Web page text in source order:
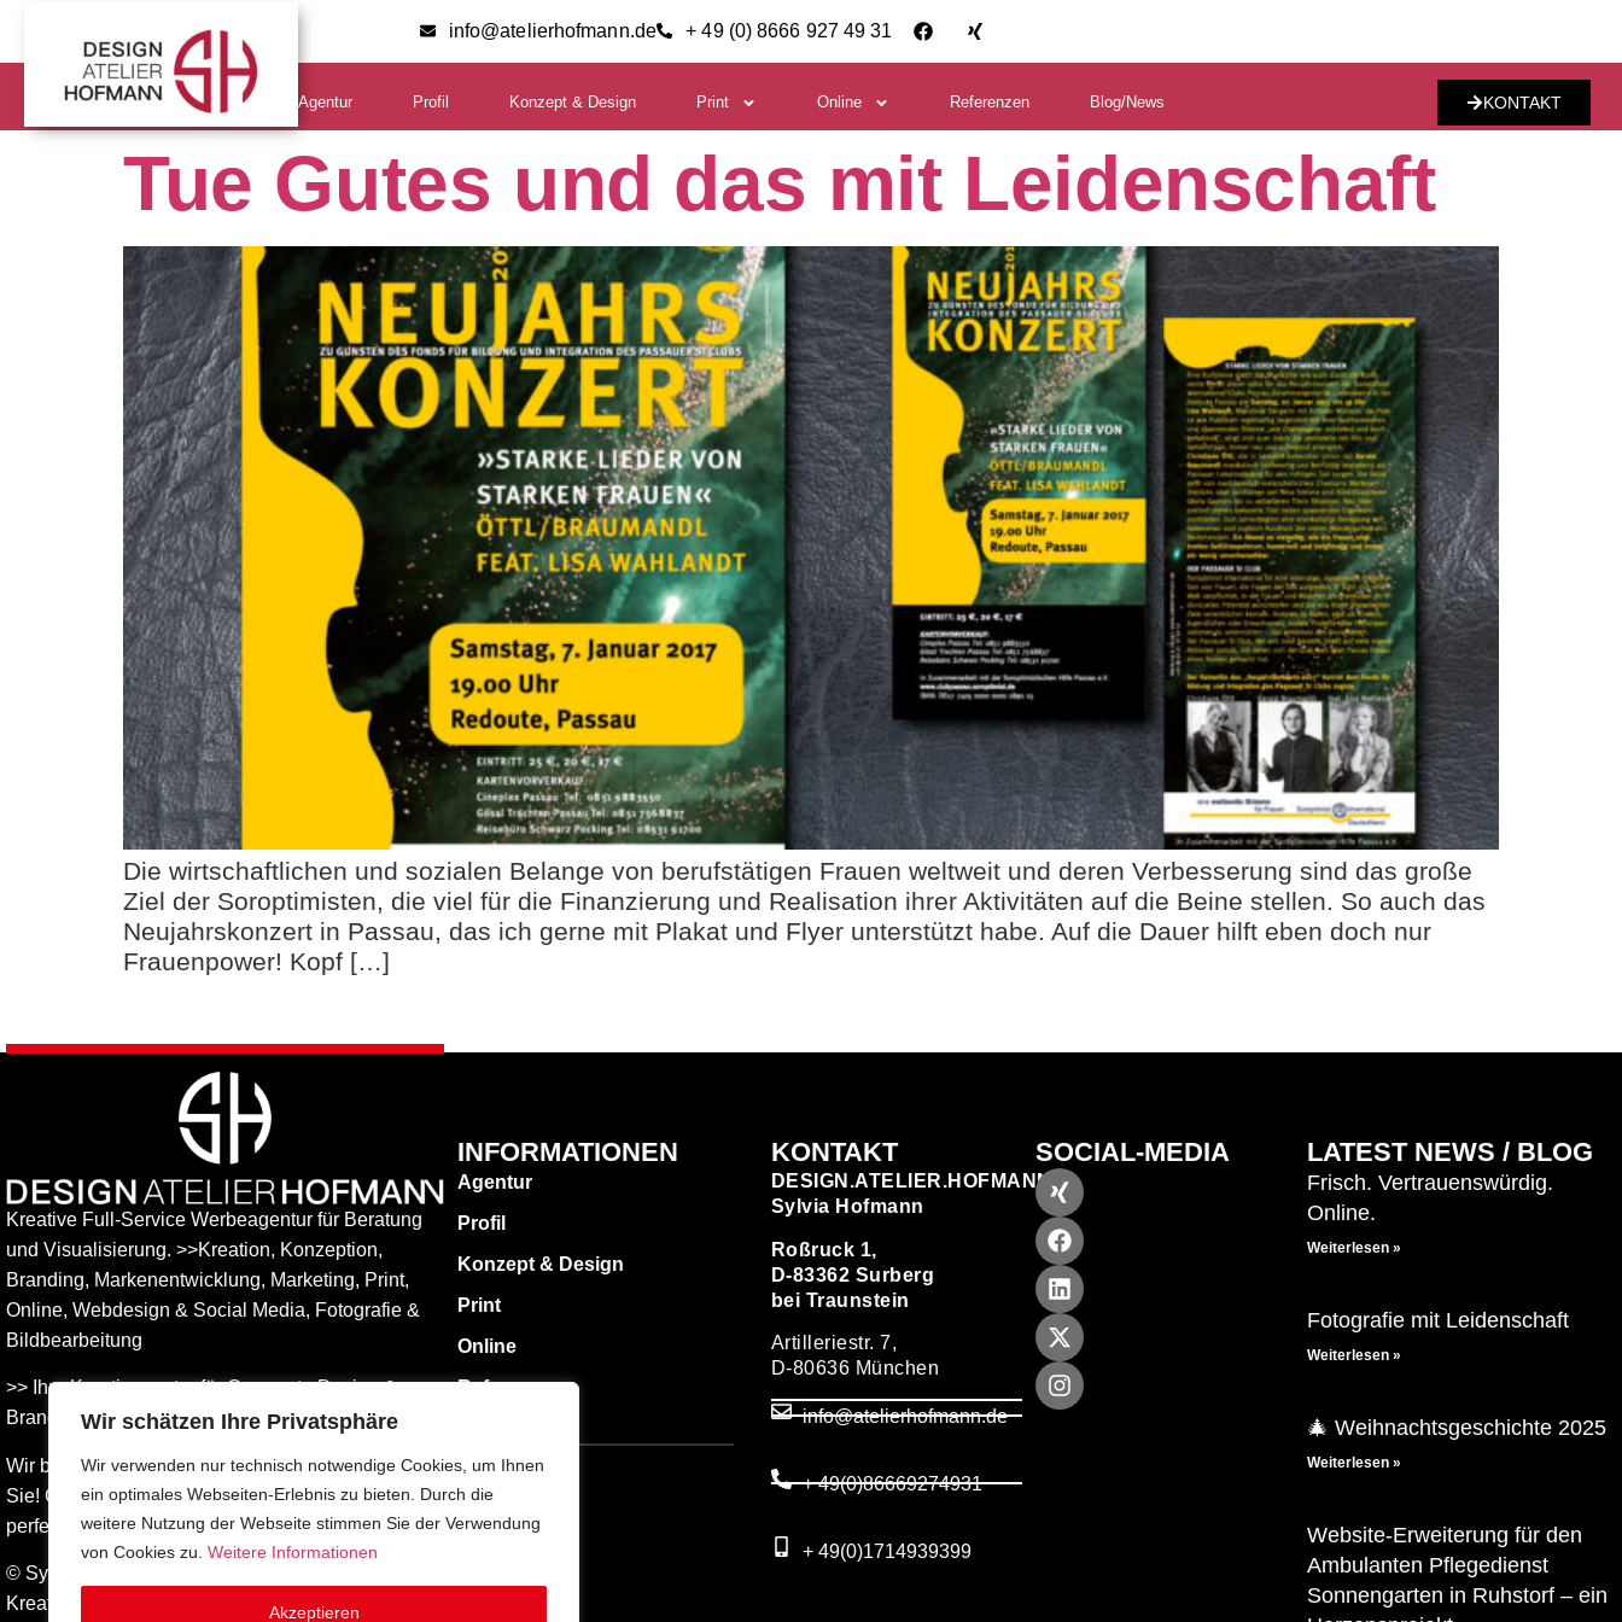
Wir schätzen Ihre Privatsphäre
Wir verwenden nur technisch notwendige Cookies, um Ihnen
ein optimales Webseiten-Erlebnis zu bieten. Durch die
weitere Nutzung der Webseite stimmen Sie der Verwendung
von Cookies zu. Weitere Informationen
Akzeptieren
info@atelierhofmann.de + 49 (0) 8666 927 49 31
KONTAKT
Agentur Profil Konzept & Design Print Online Referenzen Blog/News
Tue Gutes und das mit Leidenschaft
Die wirtschaftlichen und sozialen Belange von berufstätigen Frauen weltweit und deren Verbesserung sind das große
Ziel der Soroptimisten, die viel für die Finanzierung und Realisation ihrer Aktivitäten auf die Beine stellen. So auch das
Neujahrskonzert in Passau, das ich gerne mit Plakat und Flyer unterstützt habe. Auf die Dauer hilft eben doch nur
Frauenpower! Kopf […]
Kreative Full-Service Werbeagentur für Beratung
und Visualisierung. >>Kreation, Konzeption,
Branding, Markenentwicklung, Marketing, Print,
Online, Web­design & Social Media, Fotografie &
Bildbear­bei­tung
>> Ihre Kreativagentur für Corporate Design &
Branding Entwicklung – ganz in Ihrer Nähe.
Wir beraten Sie umfassend – und freuen uns auf
Sie! Gemeinsam finden wird die Werbung, die
perfekt zu Ihnen passt.
© Sylvia Hofmann DESIGN.ATELIER.HOFMANN
Kreative Werbeagentur Surberg bei Traunstein –
INFORMATIONEN
Agentur
Profil
Konzept & Design
Print
Online
Referenzen
Impressum
Datenschutz
KONTAKT
DESIGN.ATELIER.HOFMANN
Sylvia Hofmann
Roßruck 1,
D-83362 Surberg
bei Traunstein
Artilleriestr. 7,
D-80636 München
info@atelierhofmann.de
+ 49(0)86669274931
+ 49(0)1714939399
SOCIAL-MEDIA LATEST NEWS / BLOG
Frisch. Vertrauenswürdig.
Online.
Weiterlesen »
Fotografie mit Leidenschaft
Weiterlesen »
🎄 Weihnachtsgeschichte 2025
Weiterlesen »
Website-Erweiterung für den
Ambulanten Pflegedienst
Sonnengarten in Ruhstorf – ein